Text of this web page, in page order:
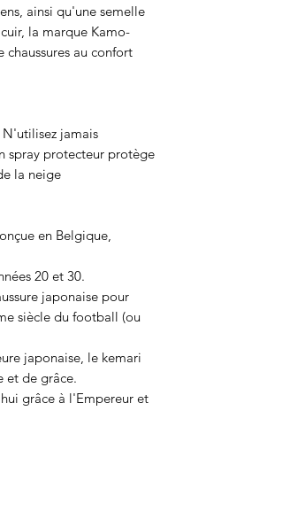
ainsi qu'une semelle
la marque Kamo-
au confort
jamais
protecteur protège
la neige
en Belgique,
20 et 30.
japonaise pour
siècle du football (ou
japonaise, le kemari
et de grâce.
grâce à l'Empereur et